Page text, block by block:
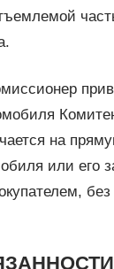
на
или его
без